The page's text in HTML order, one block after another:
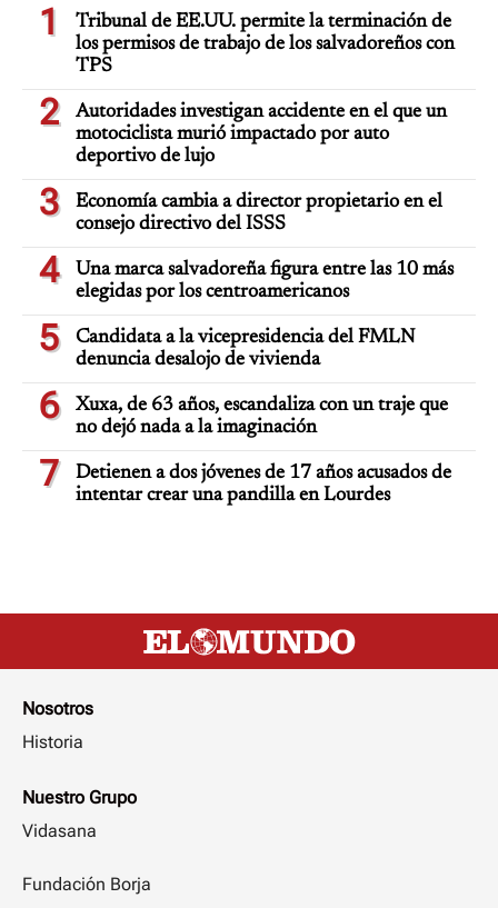
1
Tribunal de EE.UU. permite la terminación de
los permisos de trabajo de los salvadoreños con
TPS
2
Autoridades investigan accidente en el que un
motociclista murió impactado por auto
deportivo de lujo
3
Economía cambia a director propietario en el
consejo directivo del ISSS
4
Una marca salvadoreña figura entre las 10 más
elegidas por los centroamericanos
5
Candidata a la vicepresidencia del FMLN
denuncia desalojo de vivienda
6
Xuxa, de 63 años, escandaliza con un traje que
no dejó nada a la imaginación
7
Detienen a dos jóvenes de 17 años acusados de
intentar crear una pandilla en Lourdes
Nosotros
Historia
Nuestro Grupo
Vidasana
Fundación Borja